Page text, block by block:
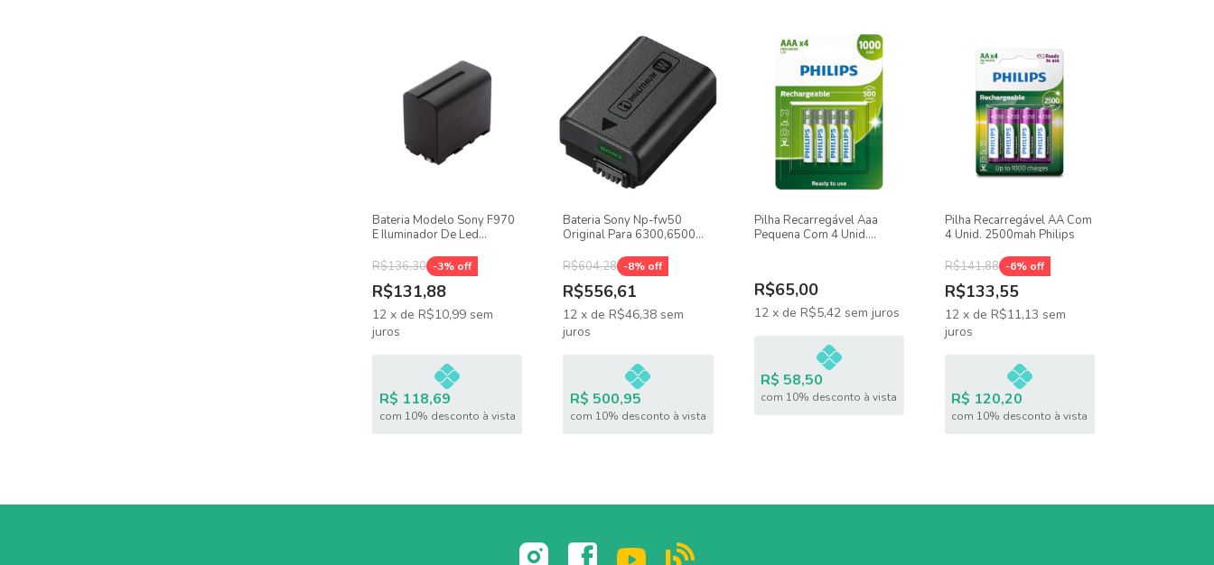
Bateria Modelo Sony F970
E Iluminador De Led
R$136,30 -3% off
R$131,88
12 x de R$10,99 sem
juros
R$ 118,69
com 10% desconto à vista
Bateria Sony Np-fw50
Original Para 6300,6500
R$604,28 -8% off
R$556,61
12 x deR$46,38 sem
juros
R$ 500,95
com 10% desconto à vista
Pilha Recarregável Aaa
Pequena Com 4 Unid.
R$65,00
12 x de R$5,42 sem juros
R$ 58,50
com 10% desconto à vista
Pilha Recarregável AA Com
4 Unid. 2500mah Philips
R$141,88 -6% off
R$133,55
12 x de R$11,13 sem
juros
R$ 120,20
com 10% desconto à vista